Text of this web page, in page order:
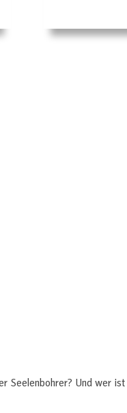
Seelenbohrer? Und wer